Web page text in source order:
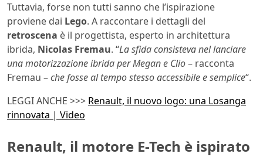
Tuttavia, forse non tutti sanno che l’ispirazione
proviene dai Lego. A raccontare i dettagli del
retroscena è il progettista, esperto in architettura
ibrida, Nicolas Fremau. “La sfida consisteva nel lanciare
una motorizzazione ibrida per Megan e Clio– racconta
Fremau –che fosse al tempo stesso accessibile e semplice“.
LEGGI ANCHE >>> Renault, il nuovo logo: una Losanga
rinnovata | Video
Renault, il motore E-Tech è ispirato